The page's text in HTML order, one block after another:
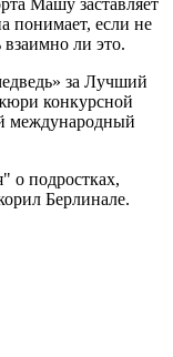
понимает, если не
ли это.
за Лучший
конкурсной
международный
о подростках,
Берлинале.